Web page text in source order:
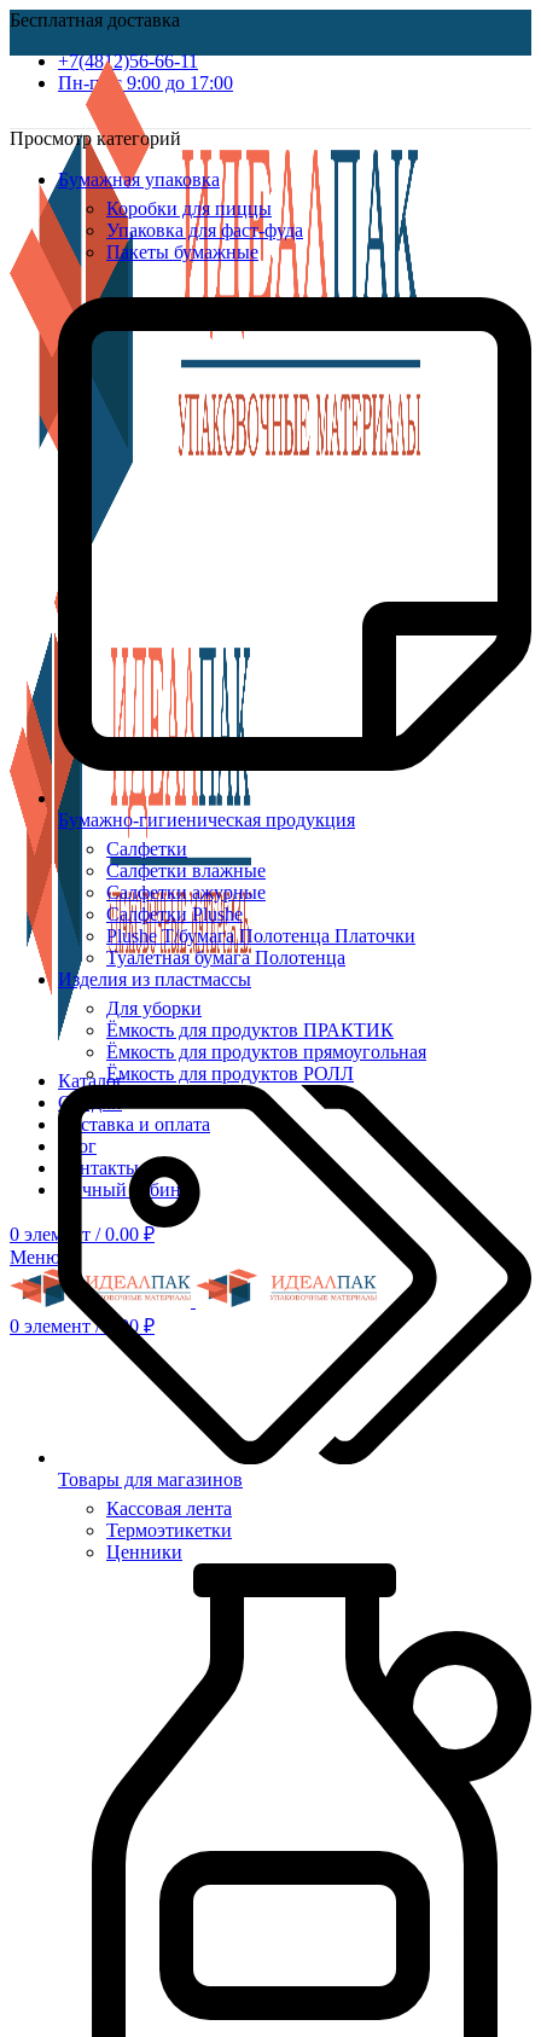
Бесплатная доставка
+7(4812)56-66-11
Пн-пт c 9:00 до 17:00
Каталог
Скидки
Доставка и оплата
Блог
Контакты
Личный кабинет
0 элемент / 0.00 ₽
Меню
0 элемент / 0.00 ₽
Просмотр категорий
Бумажная упаковка
Коробки для пиццы
Упаковка для фаст-фуда
Пакеты бумажные
Бумажно-гигиеническая продукция
Салфетки
Салфетки влажные
Салфетки ажурные
Салфетки Plushe
Plushe Т/бумага Полотенца Платочки
Туалетная бумага Полотенца
Изделия из пластмассы
Для уборки
Ёмкость для продуктов ПРАКТИК
Ёмкость для продуктов прямоугольная
Ёмкость для продуктов РОЛЛ
Товары для магазинов
Кассовая лента
Термоэтикетки
Ценники